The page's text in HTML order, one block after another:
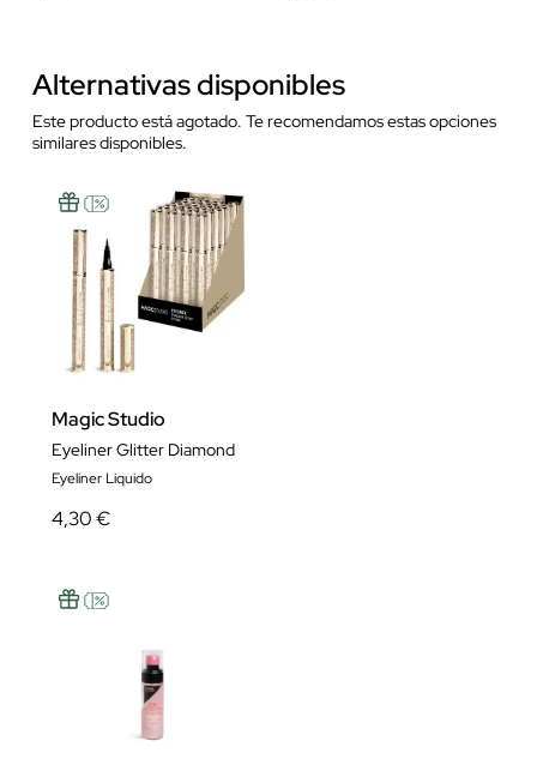
Alternativas disponibles
Este producto está agotado. Te recomendamos estas opciones
similares disponibles.
Magic Studio
Eyeliner Glitter Diamond
Eyeliner Liquido
4,30 €